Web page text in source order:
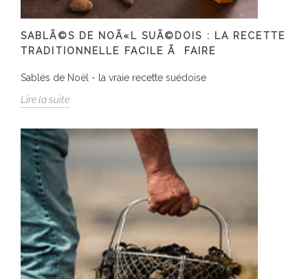
SABLÃ©S DE NOÃ«L SUÃ©DOIS : LA RECETTE
TRADITIONNELLE FACILE Ã FAIRE
Sablés de Noël - la vraie recette suédoise
Lire la suite